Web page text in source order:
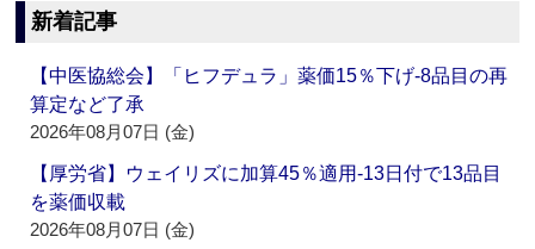
新着記事
【中医協総会】「ヒフデュラ」薬価15％下げ‐8品目の再
算定など了承
2026年08月07日 (金)
【厚労省】ウェイリズに加算45％適用‐13日付で13品目
を薬価収載
2026年08月07日 (金)